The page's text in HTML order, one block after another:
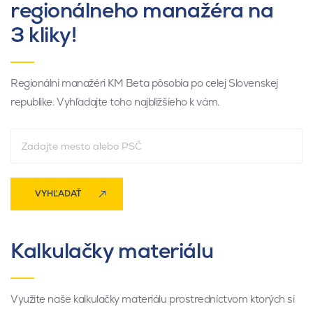
regionálneho manažéra na
3 kliky!
Regionálni manažéri KM Beta pôsobia po celej Slovenskej
republike. Vyhľadajte toho najbližšieho k vám.
VYHĽADAŤ
Kalkulačky materiálu
Využite naše kalkulačky materiálu prostredníctvom ktorých si